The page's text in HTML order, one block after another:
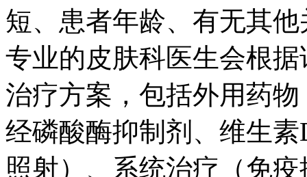
短、患者年龄、有无其
专业的皮肤科医生会根
治疗方案，包括外用药
经磷酸酶抑制剂、维生
照射）、系统治疗（免